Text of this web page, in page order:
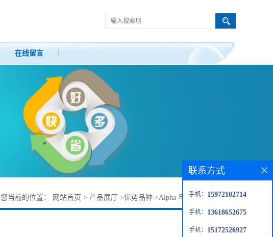
在线留言
您当前的位置： 网站首页 > 产品展厅 >优势品种 >Alpha-甲基-DL-天冬氨酸
联系方式
手机： 15972102714
手机： 13618652675
手机： 15172526927